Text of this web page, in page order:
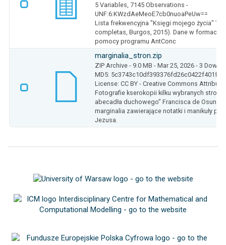
5 Variables, 7145 Observations -
UNF:6:KWzdAeMeoE7cb0nuoaPeUw==
Lista frekwencyjna "Księgi mojego życia"
completas, Burgos, 2015). Dane w formacie
pomocy programu AntConc
marginalia_stron.zip
ZIP Archive - 9.0 MB - Mar 25, 2026 - 3
MD5: 5c3743c10df393376fd26c0422f401fe
License: CC BY - Creative Commons
Fotografie kserokopii kilku wybranych stron
abecadła duchowego" Francisca de Osuny,
marginalia zawierające notatki i manikuły
Jezusa.